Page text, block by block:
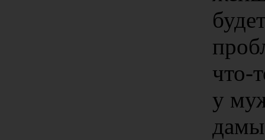
что-
у